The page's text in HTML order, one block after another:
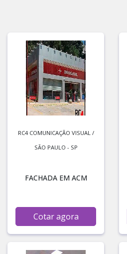
RC4 COMUNICAÇÃO VISUAL /
SÃO PAULO - SP
FACHADA EM ACM
Cotar agora